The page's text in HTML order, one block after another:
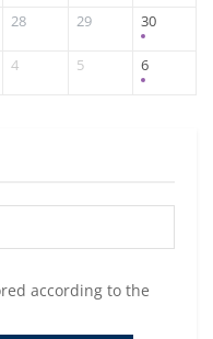
28 29 30
4 5 6
according to the